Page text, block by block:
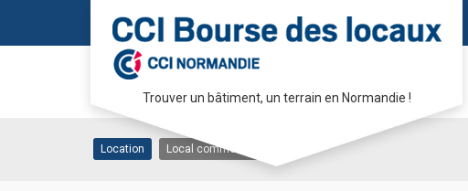
Trouver un bâtiment, un terrain en Normandie !
70 M² SALON DE
50100 CHERBOURG EN COTENTIN
Location Local commercial